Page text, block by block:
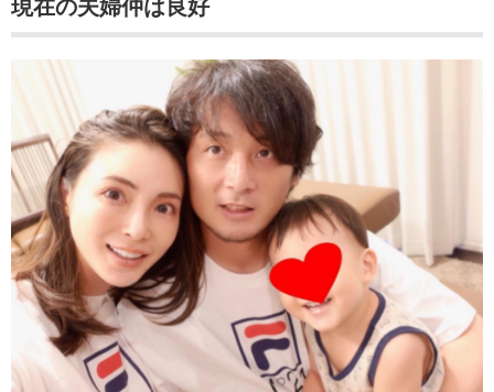
現在の夫婦仲は良好